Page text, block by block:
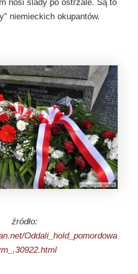
nosi ślady po ostrzale. Są to
niemieckich okupantów.
źródło:
Oddali_hold_pomordowa